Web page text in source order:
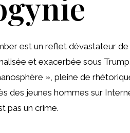
est un reflet dévastateur
et exacerbée sous
», pleine de
des jeunes hommes sur
pas un crime.